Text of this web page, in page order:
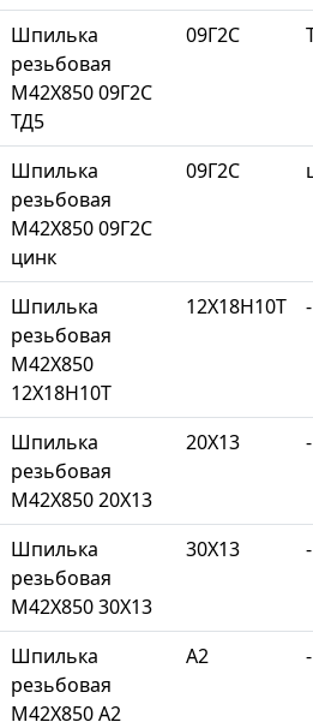
Шпилька
резьбовая
М42Х850 09Г2С
ТД5
09Г2С
Шпилька
резьбовая
М42Х850 09Г2С
цинк
09Г2С
Шпилька
резьбовая
М42Х850
12Х18Н10Т
12Х18Н10Т -
Шпилька
резьбовая
М42Х850 20Х13
20Х13 -
Шпилька
резьбовая
М42Х850 30Х13
30Х13 -
Шпилька
резьбовая
М42Х850 A2
A2 -